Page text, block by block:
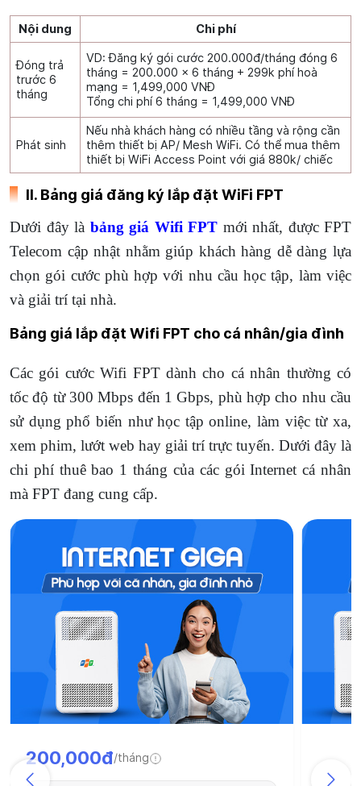
Nội dung Chi phí
Đóng trả
trước 6
tháng
VD: Đăng ký gói cước 200.000đ/tháng đóng 6
tháng = 200.000 x 6 tháng + 299k phí hoà
mạng = 1,499,000 VNĐ
Tổng chi phí 6 tháng = 1,499,000 VNĐ
Phát sinh
Nếu nhà khách hàng có nhiều tầng và rộng cần
thêm thiết bị AP/ Mesh WiFi. Có thể mua thêm
thiết bị WiFi Access Point với giá 880k/ chiếc
II. Bảng giá đăng ký lắp đặt WiFi FPT
Dưới đây là bảng giá Wifi FPT mới nhất, được FPT
Telecom cập nhật nhằm giúp khách hàng dễ dàng lựa
chọn gói cước phù hợp với nhu cầu học tập, làm việc
và giải trí tại nhà.
Bảng giá lắp đặt Wifi FPT cho cá nhân/gia đình
Các gói cước Wifi FPT dành cho cá nhân thường có
tốc độ từ 300 Mbps đến 1 Gbps, phù hợp cho nhu cầu
sử dụng phổ biến như học tập online, làm việc từ xa,
xem phim, lướt web hay giải trí trực tuyến. Dưới đây là
chi phí thuê bao 1 tháng của các gói Internet cá nhân
mà FPT đang cung cấp.
200,000đ/tháng